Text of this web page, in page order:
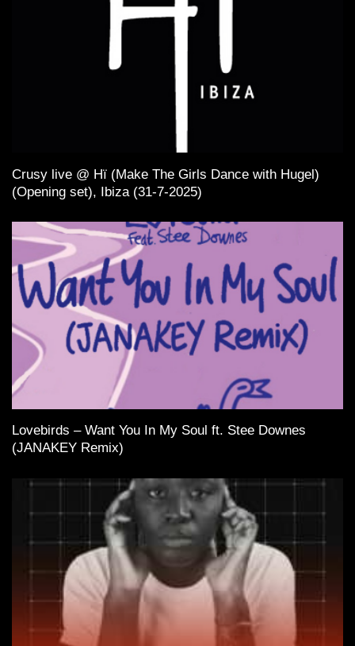
Crusy live @ Hï (Make The Girls Dance with Hugel)
(Opening set), Ibiza (31-7-2025)
Lovebirds – Want You In My Soul ft. Stee Downes
(JANAKEY Remix)